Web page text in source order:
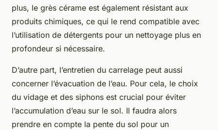
plus, le grès cérame est également résistant aux
produits chimiques, ce qui le rend compatible avec
l’utilisation de détergents pour un nettoyage plus en
profondeur si nécessaire.
D’autre part, l’entretien du carrelage peut aussi
concerner l’évacuation de l’eau. Pour cela, le choix
du vidage et des siphons est crucial pour éviter
l’accumulation d’eau sur le sol. Il faudra alors
prendre en compte la pente du sol pour un